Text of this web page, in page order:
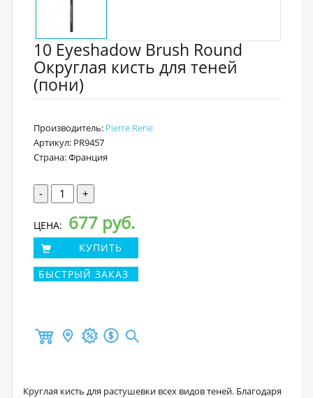
10 Eyeshadow Brush Round
Округлая кисть для теней
(пони)
Производитель: Pierre Rene
Артикул: PR9457
Страна: Франция
- +
ЦЕНА: 677 руб.
КУПИТЬ
БЫСТРЫЙ ЗАКАЗ
Круглая кисть для растушевки всех видов теней. Благодаря